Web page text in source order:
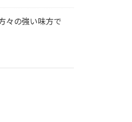
々の強い味方で